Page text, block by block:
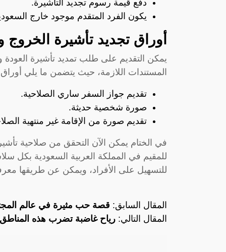
دفع قيمة رسوم تجديد التأشيرة.
يكون الفرد المتقدم موجود خارج
أوراق تجديد تأشيرة الخروج
يمكن التقديم على طلب تمديد تأشيرة
المستندات اللازمة، حيث يتضمن ما يلي
تقديم جواز السفر ساري الصلاحية.
صورة شخصية حديثة.
تقديم صورة من الإقامة غير منتهية
في الختام يمكن الآن التحقق من صلاحية
للمقيم في المملكة العربية السعودية بكل
للتسهيل على الأفراد، ويمكن عن طريقها
المقال السابق: قصة حب مثيرة في عالم
المقال التالي: رياح غاضبة تضرب هذه المناطق